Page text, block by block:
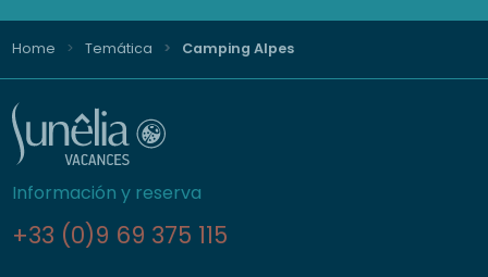
Home Temática Camping Alpes
Información y reserva
+33 (0)9 69 375 115